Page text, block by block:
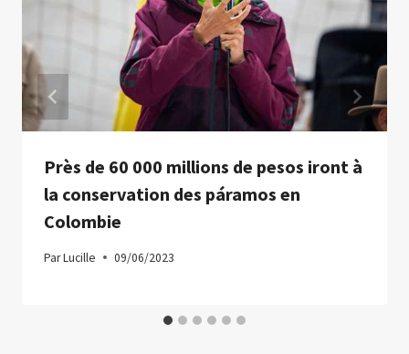
Près de 60 000 millions de pesos iront à
la conservation des páramos en
Colombie
ParLucille 09/06/2023